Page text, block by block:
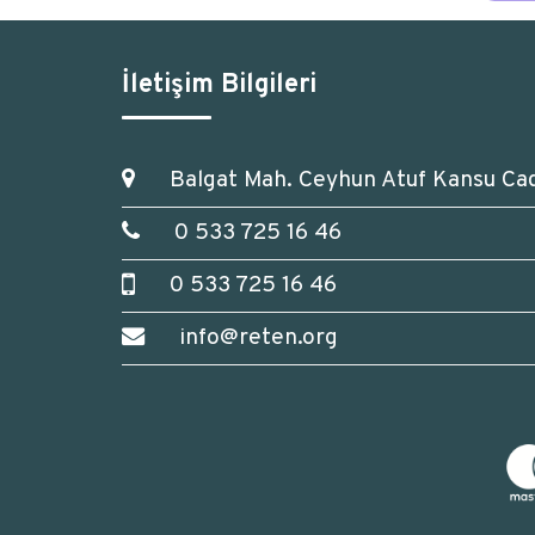
İletişim Bilgileri
Balgat Mah. Ceyhun Atuf Kansu
0 533 725 16 46
0 533 725 16 46
info@reten.org